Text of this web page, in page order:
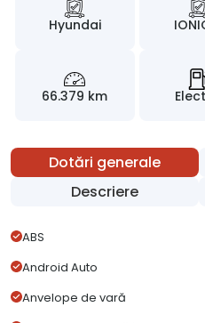
Hyundai
66.379 km
Dotări generale
Descriere
ABS
Android Auto
Anvelope de vară